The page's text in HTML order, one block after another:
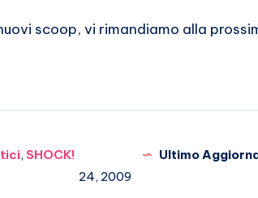
scoop, vi rimandiamo alla
, SHOCK! Ultimo
24, 2009